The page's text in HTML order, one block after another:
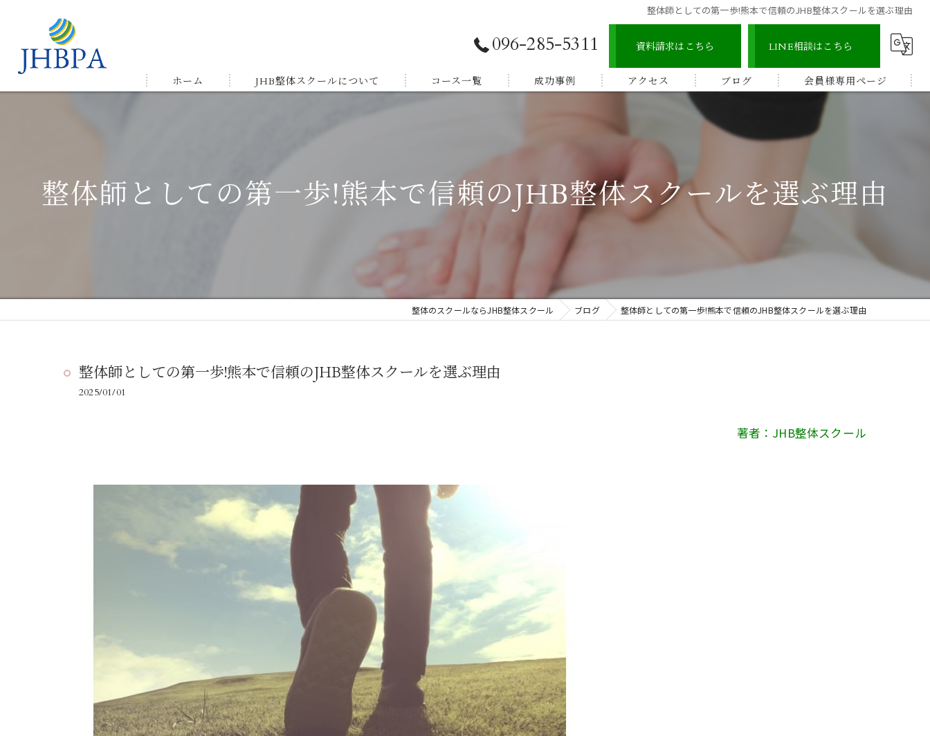
整体師としての第一歩!熊本で信頼のJHB整体スクールを選ぶ理由
096-285-5311 資料請求はこちら LINE相談はこちら
ホーム JHB整体スクールについて
受講生の声＆体験談
コース一覧
家族を癒したい
成功事例 アクセス
宇城市三角地区
宇城市松橋地区
熊本南地区
ブログ
コラム
会員様専用ページ
認定整体師コース
顔つぼコース
整体師としての第一歩!熊本で信頼のJHB整体スクールを選ぶ理由
整体のスクールならJHB整体スクール ブログ 整体師としての第一歩!熊本で信頼のJHB整体スクールを選ぶ理由
整体師としての第一歩!熊本で信頼のJHB整体スクールを選ぶ理由
2025/01/01
著者：JHB整体スクール